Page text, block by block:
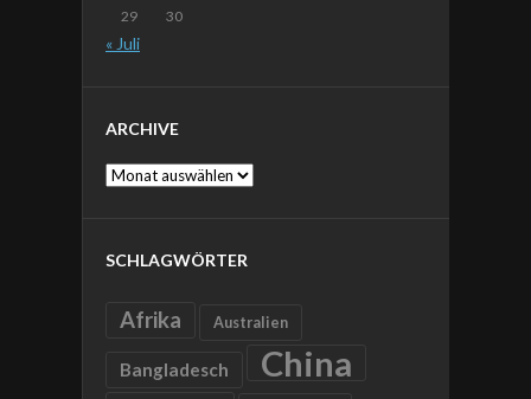
29
30
« Juli
ARCHIVE
Archive
SCHLAGWÖRTER
Afrika Australien
Bangladesch China